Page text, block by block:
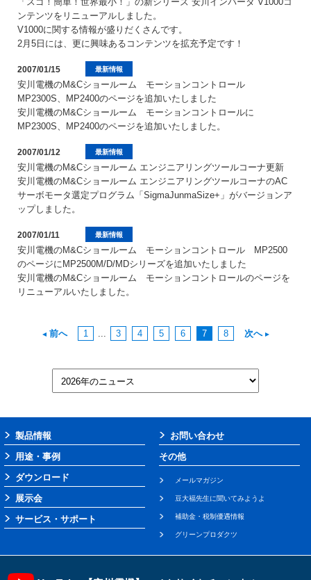
ンテンツをリニューアルしました。
V1000に関する情報が盛りだくさんです。
2月5日には、更に興味あるコンテンツを拡充予定です！
最新情報
2007/01/15
安川電機のM&Cショールーム モーションコントロール
MP2300S、MP2400のページを追加いたしました
安川電機のM&Cショールーム モーションコントロールに
MP2300S、MP2400のページを追加いたしました。
最新情報
2007/01/12
安川電機のM&Cショールーム エンジニアリングツールコーナ更新
安川電機のM&Cショールーム エンジニアリングツールコーナのAC
サーボモータ選定プログラム「SigmaJunmaSize+」がバージョンア
ップしました。
最新情報
2007/01/11
安川電機のM&Cショールーム モーションコントロール MP2500
のページにMP2500M/D/MDシリーズを追加いたしました
安川電機のM&Cショールーム モーションコントロールのページを
リニューアルいたしました。
前へ 1 ... 3 4 5 6 7 8 次へ
製品情報
用途・事例
ダウンロード
展示会
サービス・サポート
お問い合わせ
その他
メールマガジン
豆大福先生に聞いてみようよ
補助金・税制優遇情報
グリーンプロダクツ